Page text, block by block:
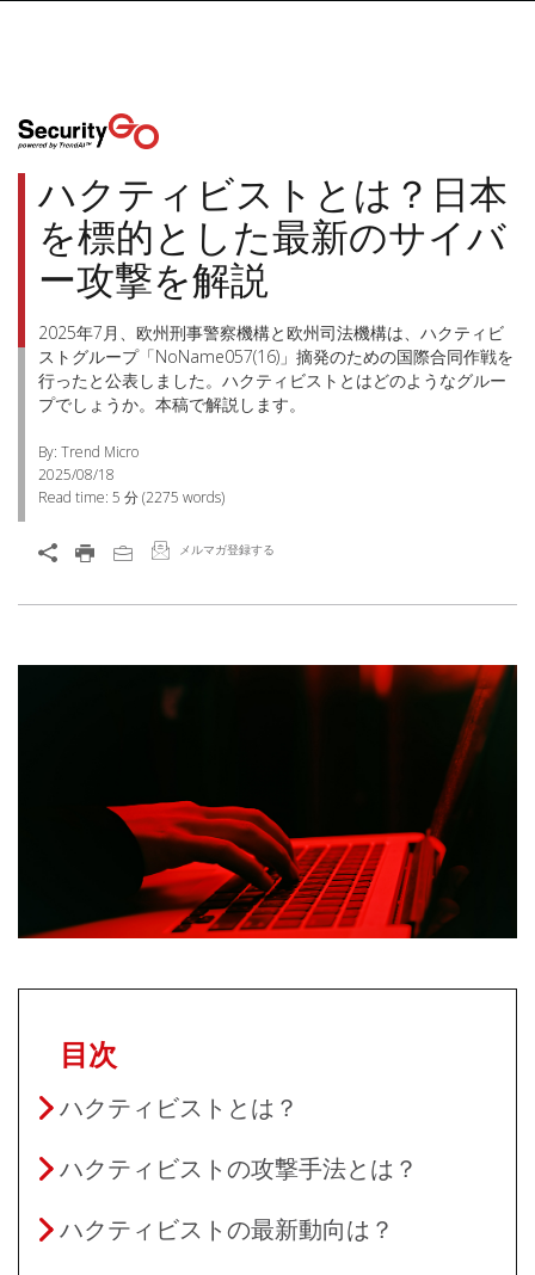
ハクティビストとは？日本
を標的とした最新のサイバ
ー攻撃を解説
2025年7月、欧州刑事警察機構と欧州司法機構は、ハクティビ
ストグループ「NoName057(16)」摘発のための国際合同作戦を
行ったと公表しました。ハクティビストとはどのようなグルー
プでしょうか。本稿で解説します。
By: Trend Micro
2025/08/18
Read time: 5 分(2275 words)
メルマガ登録する
目次
ハクティビストとは？
ハクティビストの攻撃手法とは？
ハクティビストの最新動向は？